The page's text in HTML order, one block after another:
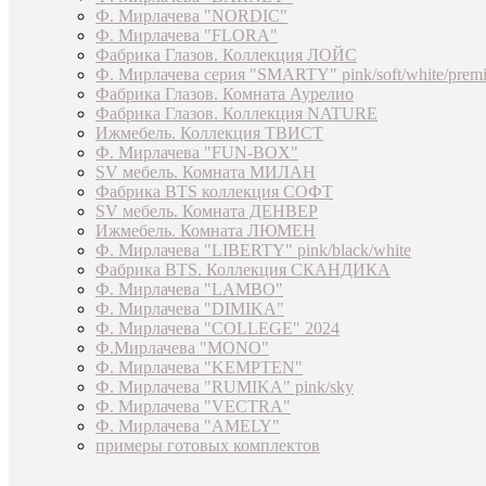
Ф. Мирлачева "NORDIC"
Ф. Мирлачева "FLORA"
Фабрика Глазов. Коллекция ЛОЙС
Ф. Мирлачева серия "SMARTY" pink/soft/white/
Фабрика Глазов. Комната Аурелио
Фабрика Глазов. Коллекция NATURE
Ижмебель. Коллекция ТВИСТ
Ф. Мирлачева "FUN-BOX"
SV мебель. Комната МИЛАН
Фабрика BTS коллекция СОФТ
SV мебель. Комната ДЕНВЕР
Ижмебель. Комната ЛЮМЕН
Ф. Мирлачева "LIBERTY" pink/black/white
Фабрика BTS. Коллекция СКАНДИКА
Ф. Мирлачева "LAMBO"
Ф. Мирлачева "DIMIKA"
Ф. Мирлачева "COLLEGE" 2024
Ф.Мирлачева "MONO"
Ф. Мирлачева "KEMPTEN"
Ф. Мирлачева "RUMIKA" pink/sky
Ф. Мирлачева "VECTRA"
Ф. Мирлачева "AMELY"
примеры готовых комплектов